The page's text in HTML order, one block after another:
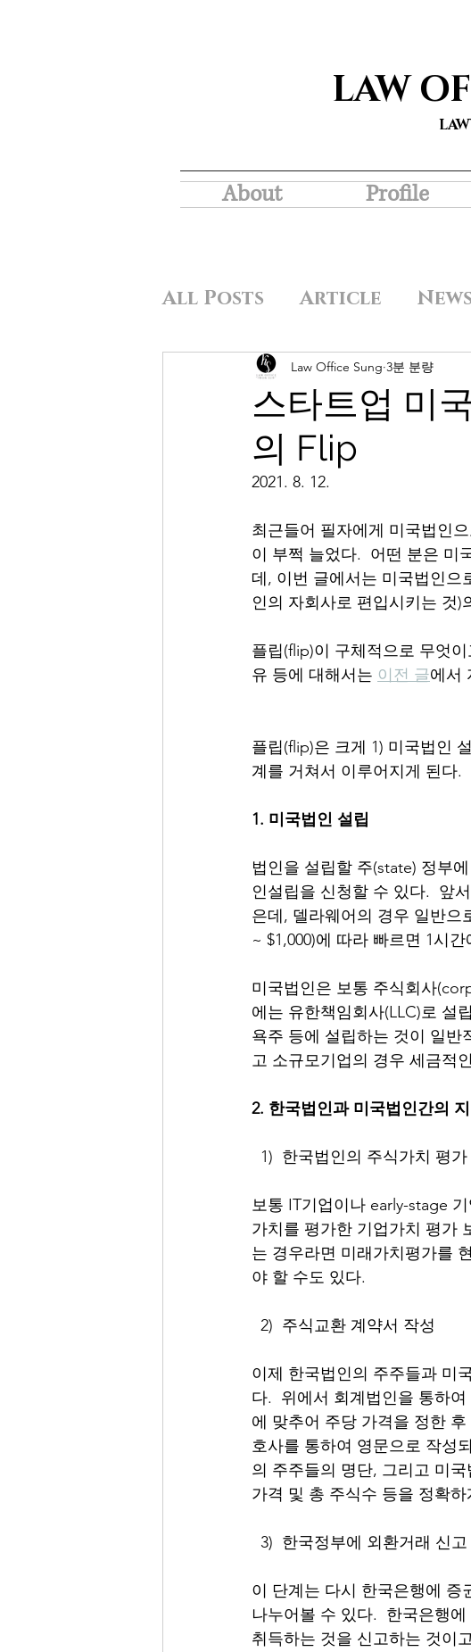
LAW
About Profile
All Posts Article
스타트업 미
의 Flip
Law Office Sung 3분 분량
2021. 8. 12.
최근들어 필자에게 미국법인
이 부쩍 늘었다.  어떤 분은 미
데, 이번 글에서는 미국법인으
인의 자회사로 편입시키는 것
플립(flip)이 구체적으로 무엇
유 등에 대해서는 이전 글에서
플립(flip)은 크게 1) 미국법인
계를 거쳐서 이루어지게 된다.
1. 미국법인 설립
법인을 설립할 주(state) 정부
인설립을 신청할 수 있다.  앞
은데, 델라웨어의 경우 일반으
~ $1,000)에 따라 빠르면 1시
미국법인은 보통 주식회사
에는 유한책임회사(LLC)로 설
욕주 등에 설립하는 것이 일반
고 소규모기업의 경우 세금적
2. 한국법인과 미국법인간의
  1)  한국법인의 주식가치 평가
보통 IT기업이나 early-stage
가치를 평가한 기업가치 평가
는 경우라면 미래가치평가를
야 할 수도 있다.
  2)  주식교환 계약서 작성
이제 한국법인의 주주들과 미
다.  위에서 회계법인을 통하
에 맞추어 주당 가격을 정한
호사를 통하여 영문으로 작성
의 주주들의 명단, 그리고 미
가격 및 총 주식수 등을 정확
3)  한국정부에 외환거래 신
이 단계는 다시 한국은행에 증
나누어볼 수 있다.  한국은행
취득하는 것을 신고하는 것이